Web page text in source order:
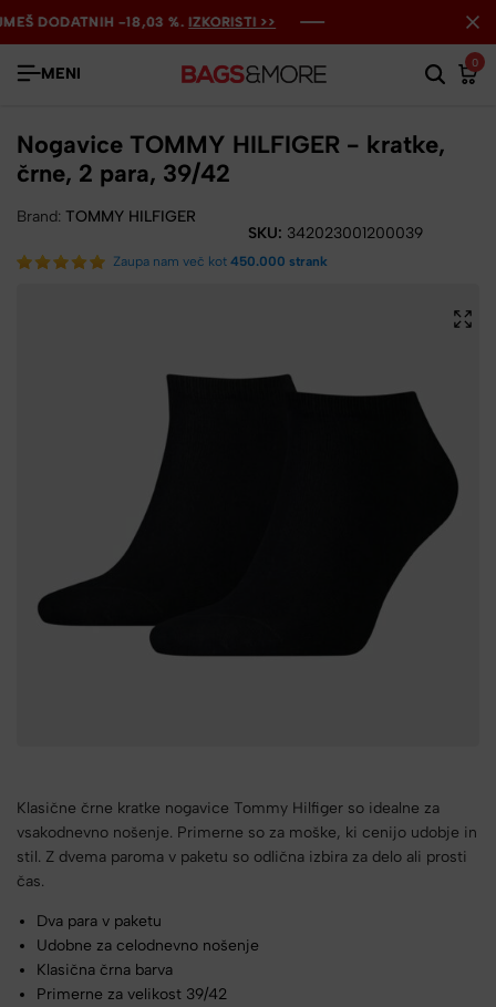
DODATNIH -18,03 %. IZKORISTI >>
DODATNIH -18,03 %. IZKORISTI >>
DODATNIH -18,03 %. IZKORISTI >>
MENI
0
Nogavice TOMMY HILFIGER - kratke,
črne, 2 para, 39/42
Brand: TOMMY HILFIGER
SKU: 342023001200039
Zaupa nam več kot 450.000 strank
Klasične črne kratke nogavice Tommy Hilfiger so idealne za
vsakodnevno nošenje. Primerne so za moške, ki cenijo udobje in
stil. Z dvema paroma v paketu so odlična izbira za delo ali prosti
čas.
Dva para v paketu
Udobne za celodnevno nošenje
Klasična črna barva
Primerne za velikost 39/42